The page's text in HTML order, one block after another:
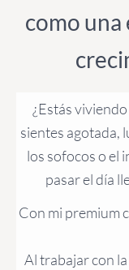
como una
¿Estás
sientes agotada,
los sofocos o el
pasar el día
Con mi premium
Al trabajar con la